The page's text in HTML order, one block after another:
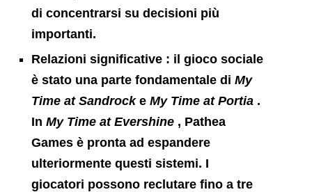
di concentrarsi su decisioni più
importanti.
Relazioni significative : il gioco sociale
è stato una parte fondamentale di My
Time at Sandrocke My Time at Portia .
In My Time at Evershine , Pathea
Games è pronta ad espandere
ulteriormente questi sistemi. I
giocatori possono reclutare fino a tre